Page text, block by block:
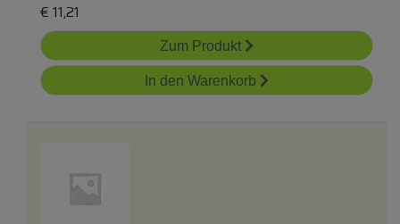
€ 11,21
Zum Produkt
In den Warenkorb